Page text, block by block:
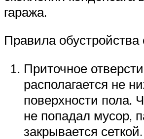
гаража.
Правила обустройства
Приточное
располагается не
поверхности пола.
не попадал мусор,
закрывается сеткой.